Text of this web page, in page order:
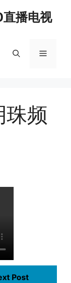
播电视
Menu
频
Post